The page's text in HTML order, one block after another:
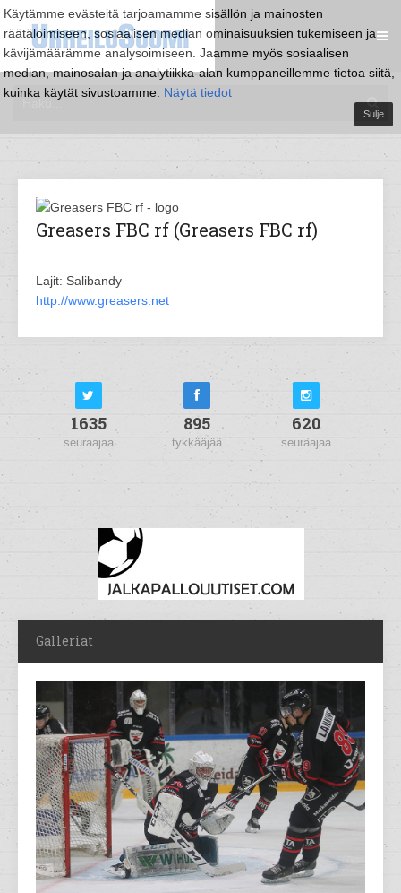
Käytämme evästeitä tarjoamamme sisällön ja mainosten
räätälöimiseen, sosiaalisen median ominaisuuksien tukemiseen ja
kävijämäärämme analysoimiseen. Jaamme myös sosiaalisen
median, mainosalan ja analytiikka-alan kumppaneillemme tietoa siitä,
kuinka käytät sivustoamme. Näytä tiedot
Sulje
Greasers FBC rf (Greasers FBC rf)
Lajit: Salibandy
http://www.greasers.net
1635
seuraajaa
895
tykkääjää
620
seuraajaa
Galleriat